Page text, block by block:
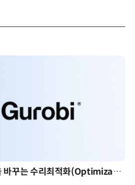
AI 시대의 의사결정을 바꾸는 수리최적화(Optimization): 실제 산업 적용 사례와 활용 전략